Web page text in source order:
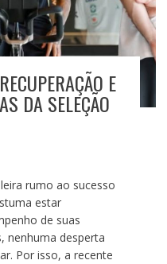
E
DA SELEÇÃO
rumo ao sucesso
estar
de suas
nenhuma desperta
Por isso, a recente